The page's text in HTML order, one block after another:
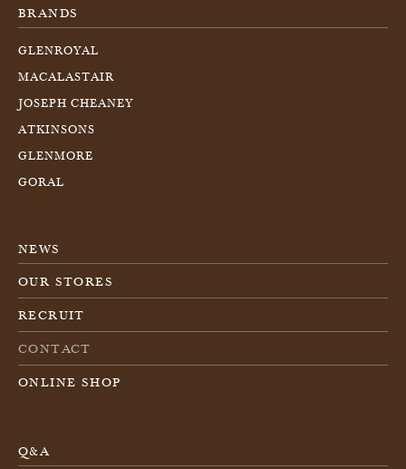
BRANDS
GLENROYAL
MACALASTAIR
JOSEPH CHEANEY
ATKINSONS
GLENMORE
GORAL
NEWS
OUR STORES
RECRUIT
CONTACT
ONLINE SHOP
Q&A